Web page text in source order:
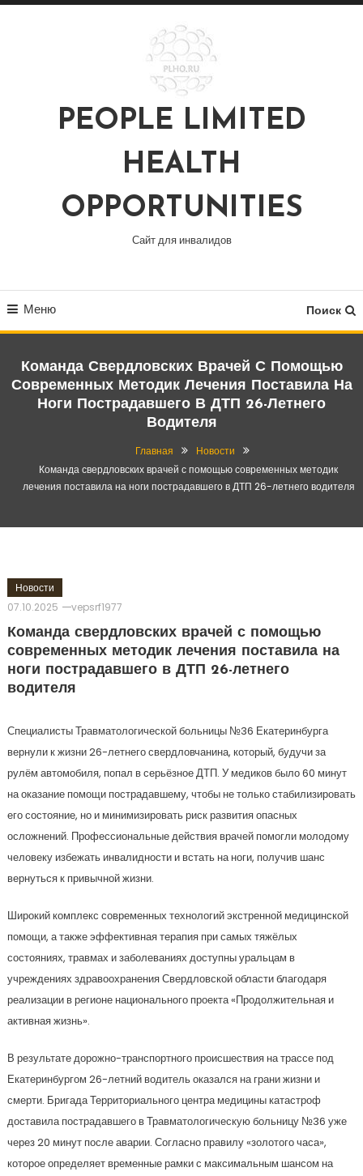
Перейти
PEOPLE LIMITED
HEALTH
OPPORTUNITIES
Сайт для инвалидов
Меню Поиск
Команда Свердловских Врачей С Помощью
Современных Методик Лечения Поставила На
Ноги Пострадавшего В ДТП 26-Летнего
Водителя
Главная
Новости
Команда свердловских врачей с помощью современных методик
лечения поставила на ноги пострадавшего в ДТП 26-летнего водителя
Новости
07.10.2025
vepsrf1977
Команда свердловских врачей с помощью
современных методик лечения поставила на
ноги пострадавшего в ДТП 26-летнего
водителя
Специалисты Травматологической больницы №36 Екатеринбурга
вернули к жизни 26-летнего свердловчанина, который, будучи за
рулём автомобиля, попал в серьёзное ДТП. У медиков было 60 минут
на оказание помощи пострадавшему, чтобы не только стабилизировать
его состояние, но и минимизировать риск развития опасных
осложнений. Профессиональные действия врачей помогли молодому
человеку избежать инвалидности и встать на ноги, получив шанс
вернуться к привычной жизни.
Широкий комплекс современных технологий экстренной медицинской
помощи, а также эффективная терапия при самых тяжёлых
состояниях, травмах и заболеваниях доступны уральцам в
учреждениях здравоохранения Свердловской области благодаря
реализации в регионе национального проекта «Продолжительная и
активная жизнь».
В результате дорожно-транспортного происшествия на трассе под
Екатеринбургом 26-летний водитель оказался на грани жизни и
смерти. Бригада Территориального центра медицины катастроф
доставила пострадавшего в Травматологическую больницу №36 уже
через 20 минут после аварии. Согласно правилу «золотого часа»,
которое определяет временные рамки с максимальным шансом на